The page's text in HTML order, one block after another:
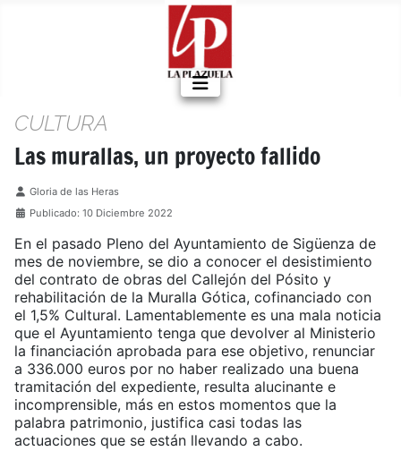
CULTURA
Las murallas, un proyecto fallido
Detalles
Gloria de las Heras
Publicado: 10 Diciembre 2022
En el pasado Pleno del Ayuntamiento de Sigüenza de
mes de noviembre, se dio a conocer el desistimiento
del contrato de obras del Callejón del Pósito y
rehabilitación de la Muralla Gótica, cofinanciado con
el 1,5% Cultural. Lamentablemente es una mala noticia
que el Ayuntamiento tenga que devolver al Ministerio
la financiación aprobada para ese objetivo, renunciar
a 336.000 euros por no haber realizado una buena
tramitación del expediente, resulta alucinante e
incomprensible, más en estos momentos que la
palabra patrimonio, justifica casi todas las
actuaciones que se están llevando a cabo.